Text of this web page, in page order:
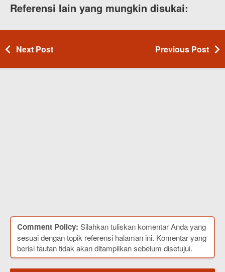
Referensi lain yang mungkin disukai:
Next Post Previous Post
Comment Policy: Silahkan tuliskan komentar Anda yang
sesuai dengan topik referensi halaman ini. Komentar yang
berisi tautan tidak akan ditampilkan sebelum disetujui.